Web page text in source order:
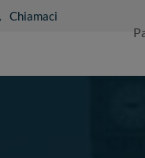
Chiamaci